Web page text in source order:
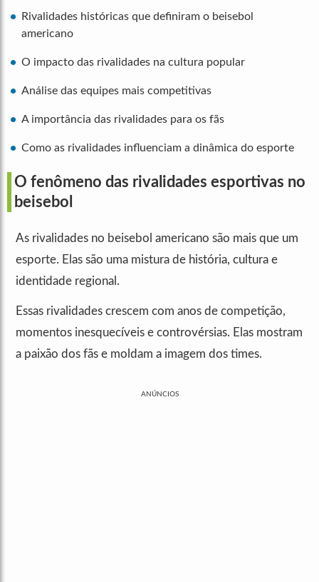
Rivalidades históricas que definiram o beisebol
americano
O impacto das rivalidades na cultura popular
Análise das equipes mais competitivas
A importância das rivalidades para os fãs
Como as rivalidades influenciam a dinâmica do esporte
O fenômeno das rivalidades esportivas no
beisebol
As rivalidades no beisebol americano são mais que um
esporte. Elas são uma mistura de história, cultura e
identidade regional.
Essas rivalidades crescem com anos de competição,
momentos inesquecíveis e controvérsias. Elas mostram
a paixão dos fãs e moldam a imagem dos times.
ANÚNCIOS